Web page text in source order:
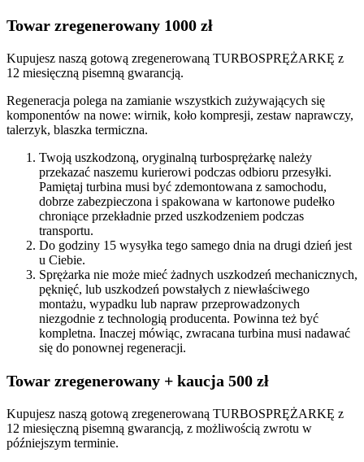
Towar zregenerowany 1000 zł
Kupujesz naszą gotową zregenerowaną TURBOSPRĘŻARKĘ z
12 miesięczną pisemną gwarancją.
Regeneracja polega na zamianie wszystkich zużywających się
komponentów na nowe: wirnik, koło kompresji, zestaw naprawczy,
talerzyk, blaszka termiczna.
Twoją uszkodzoną, oryginalną turbosprężarkę należy
przekazać naszemu kurierowi podczas odbioru przesyłki.
Pamiętaj turbina musi być zdemontowana z samochodu,
dobrze zabezpieczona i spakowana w kartonowe pudełko
chroniące przekładnie przed uszkodzeniem podczas
transportu.
Do godziny 15 wysyłka tego samego dnia na drugi dzień jest
u Ciebie.
Sprężarka nie może mieć żadnych uszkodzeń mechanicznych,
pęknięć, lub uszkodzeń powstałych z niewłaściwego
montażu, wypadku lub napraw przeprowadzonych
niezgodnie z technologią producenta. Powinna też być
kompletna. Inaczej mówiąc, zwracana turbina musi nadawać
się do ponownej regeneracji.
Towar zregenerowany + kaucja 500 zł
Kupujesz naszą gotową zregenerowaną TURBOSPRĘŻARKĘ z
12 miesięczną pisemną gwarancją, z możliwością zwrotu w
późniejszym terminie.